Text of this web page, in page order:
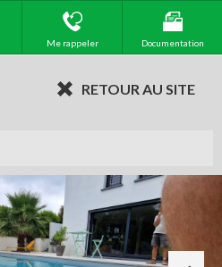
Me rappeler Documentation
RETOUR AU SITE